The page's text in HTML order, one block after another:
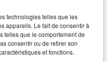
technologies telles que les
appareils. Le fait de consentir à
telles que le comportement de
consentir ou de retirer son
et fonctions.